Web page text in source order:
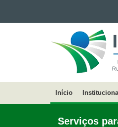
Ir para a navegação
Ir para a busca
INSTITUTO
DE
RURAL
DO
PARANÁ
Principal
Início
Serviços